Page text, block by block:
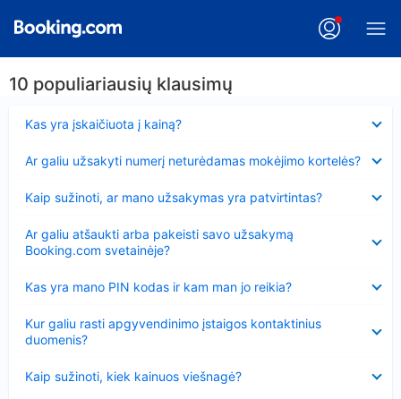
10 populiariausių klausimų
Kas yra įskaičiuota į kainą?
Ar galiu užsakyti numerį neturėdamas mokėjimo kortelės?
Kaip sužinoti, ar mano užsakymas yra patvirtintas?
Ar galiu atšaukti arba pakeisti savo užsakymą
Booking.com svetainėje?
Kas yra mano PIN kodas ir kam man jo reikia?
Kur galiu rasti apgyvendinimo įstaigos kontaktinius
duomenis?
Kaip sužinoti, kiek kainuos viešnagė?